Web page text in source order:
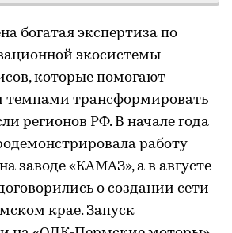
богатая экспертиза по
экосистемы
которые помогают
трансформировать
регионов РФ. В начале года
работу
заводе «КАМАЗ», а в августе
о создании сети
крае. Запуск